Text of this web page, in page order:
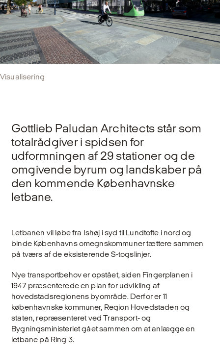
Visualisering
Gottlieb Paludan Architects står som
totalrådgiver i spidsen for
udformningen af 29 stationer og de
omgivende byrum og landskaber på
den kommende Københavnske
letbane.
Letbanen vil løbe fra Ishøj i syd til Lundtofte i nord og
binde Københavns omegnskommuner tættere sammen
på tværs af de eksisterende S-togslinjer.
Nye transportbehov er opstået, siden Fingerplanen i
1947 præsenterede en plan for udvikling af
hovedstadsregionens byområde. Derfor er 11
københavnske kommuner, Region Hovedstaden og
staten, repræsenteret ved Transport- og
Bygningsministeriet gået sammen om at anlægge en
letbane på Ring 3.